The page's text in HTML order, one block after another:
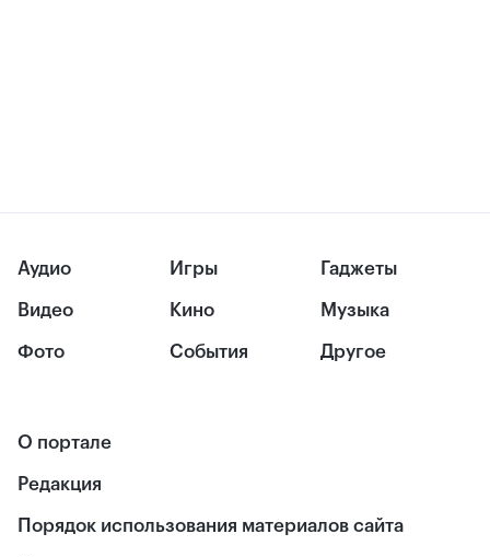
Аудио
Видео
Фото
Игры
Кино
События
Гаджеты
Музыка
Другое
О портале
Редакция
Порядок использования материалов сайта